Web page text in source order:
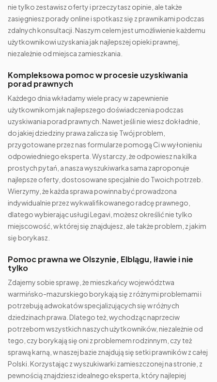
nie tylko zestawisz oferty i przeczytasz opinie, ale także
zasięgniesz porady online i spotkasz się z prawnikami podczas
zdalnych konsultacji. Naszym celem jest umożliwienie każdemu
użytkownikowi uzyskania jak najlepszej opieki prawnej,
niezależnie od miejsca zamieszkania.
Kompleksowa pomoc w procesie uzyskiwania
porad prawnych
Każdego dnia wkładamy wiele pracy w zapewnienie
użytkownikom jak najlepszego doświadczenia podczas
uzyskiwania porad prawnych. Nawet jeśli nie wiesz dokładnie,
do jakiej dziedziny prawa zalicza się Twój problem,
przygotowane przez nas formularze pomogą Ci w wyłonieniu
odpowiedniego eksperta. Wystarczy, że odpowiesz na kilka
prostych pytań, a nasza wyszukiwarka sama zaproponuje
najlepsze oferty, dostosowane specjalnie do Twoich potrzeb.
Wierzymy, że każda sprawa powinna być prowadzona
indywidualnie przez wykwalifikowanego radcę prawnego,
dlatego wybierając usługi Legavi, możesz określić nie tylko
miejscowość, w której się znajdujesz, ale także problem, z jakim
się borykasz.
Pomoc prawna we Olszynie, Elblągu, Iławie i nie
tylko
Zdajemy sobie sprawę, że mieszkańcy województwa
warmińsko-mazurskiego borykają się z różnymi problemami i
potrzebują adwokatów specjalizujących się w różnych
dziedzinach prawa. Dlatego też, wychodząc naprzeciw
potrzebom wszystkich naszych użytkowników, niezależnie od
tego, czy borykają się oni z problemem rodzinnym, czy też
sprawą karną, w naszej bazie znajdują się setki prawników z całej
Polski. Korzystając z wyszukiwarki zamieszczonej na stronie, z
pewnością znajdziesz idealnego eksperta, który najlepiej